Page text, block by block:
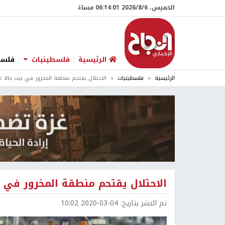
الخميس، 6/‏8/‏2026 06:14:01 مساءً
الرئيسية فلسطينيات
الرئيسية فلسطينيات الاحتلال يقتحم منطقة المخرور في بيت
الاحتلال يقتحم منطقة المخرور
تم النشر بتاريخ: 2020-03-04 10:02